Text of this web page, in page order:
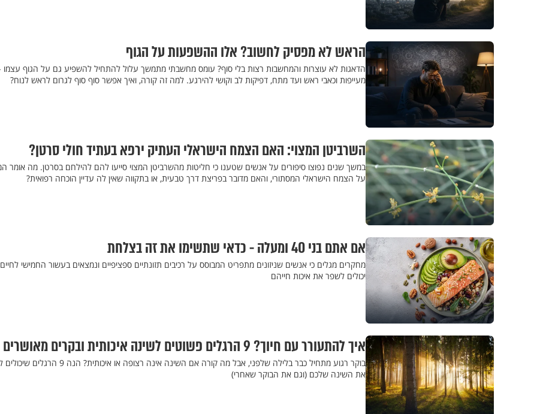
הראש לא מפסיק לחשוב? אלו ההשפעות על הגוף
הדאגות לא עוצרות והמחשבות רצות בלי סוף? עומס מחשבתי מתמשך עלול להתחיל להשפיע גם על הגוף עצמו
מעייפות וכאבי ראש ועד מתח, דפיקות לב וקושי להירגע. למה זה קורה, ואיך אפשר סוף סוף לגרום לראש לנוח?
השרביטן המצוי: האם הצמח הישראלי העתיק ירפא בעתיד חולי סרטן?
במשך שנים נפוצו סיפורים על אנשים שטענו כי חליטות מהשרביטן המצוי סייעו להם להילחם בסרטן. מה אומר
על הצמח הישראלי המסתורי, והאם מדובר בפריצת דרך טבעית, או בתקווה שאין לה עדיין הוכחה רפואית?
אם אתם בני 40 ומעלה - כדאי שתשימו את זה בצלחת
מחקרים מגלים כי אנשים שניזונים מתפריט המבוסס על רכיבים תזונתיים ספציפיים ונמצאים בעשור החמישי
יכולים לשפר את איכות חייהם
איך להתעורר עם חיוך? 9 הרגלים פשוטים לשינה איכותית ובקרים מאושרים
בוקר רגוע מתחיל כבר בלילה שלפני, אבל מה קורה אם השינה אינה רצופה או איכותית?
את השינה שלכם (וגם את הבוקר שאחרי)